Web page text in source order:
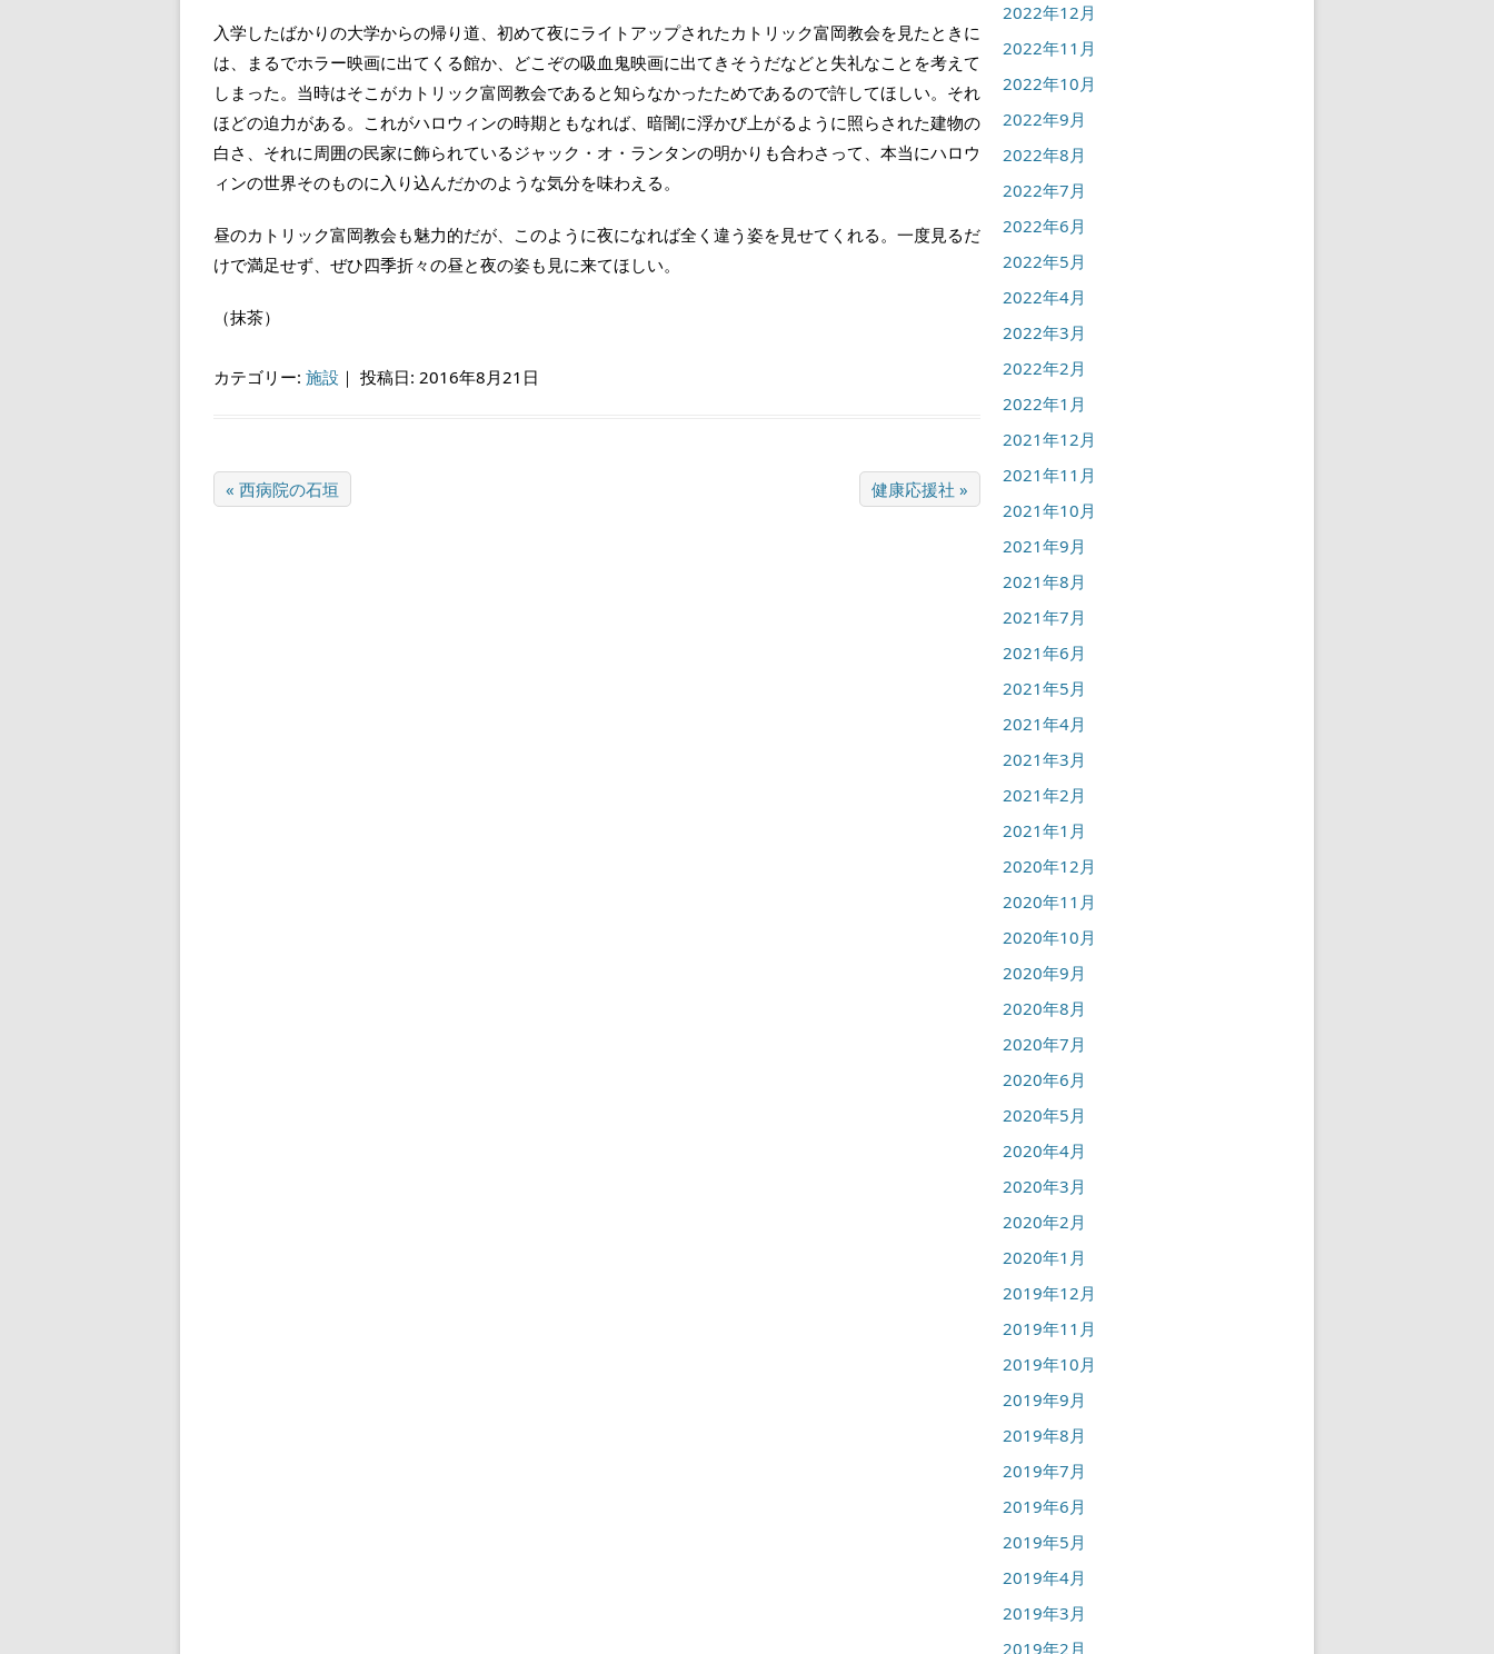
入学したばかりの大学からの帰り道、初めて夜にライトアップされたカトリック富岡教会を見たときに
は、まるでホラー映画に出てくる館か、どこぞの吸血鬼映画に出てきそうだなどと失礼なことを考えて
しまった。当時はそこがカトリック富岡教会であると知らなかったためであるので許してほしい。それ
ほどの迫力がある。これがハロウィンの時期ともなれば、暗闇に浮かび上がるように照らされた建物の
白さ、それに周囲の民家に飾られているジャック・オ・ランタンの明かりも合わさって、本当にハロウ
ィンの世界そのものに入り込んだかのような気分を味わえる。
昼のカトリック富岡教会も魅力的だが、このように夜になれば全く違う姿を見せてくれる。一度見るだ
けで満足せず、ぜひ四季折々の昼と夜の姿も見に来てほしい。
（抹茶）
カテゴリー: 施設 ｜ 投稿日: 2016年8月21日
« 西病院の石垣 健康応援社 »
2022年12月
2022年11月
2022年10月
2022年9月
2022年8月
2022年7月
2022年6月
2022年5月
2022年4月
2022年3月
2022年2月
2022年1月
2021年12月
2021年11月
2021年10月
2021年9月
2021年8月
2021年7月
2021年6月
2021年5月
2021年4月
2021年3月
2021年2月
2021年1月
2020年12月
2020年11月
2020年10月
2020年9月
2020年8月
2020年7月
2020年6月
2020年5月
2020年4月
2020年3月
2020年2月
2020年1月
2019年12月
2019年11月
2019年10月
2019年9月
2019年8月
2019年7月
2019年6月
2019年5月
2019年4月
2019年3月
2019年2月